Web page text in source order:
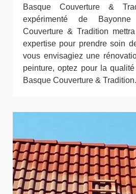
Basque Couverture &
expérimenté de
Couverture & Tradition
expertise pour prendre soin
vous envisagiez une
peinture, optez pour la
Basque Couverture & Tradition.